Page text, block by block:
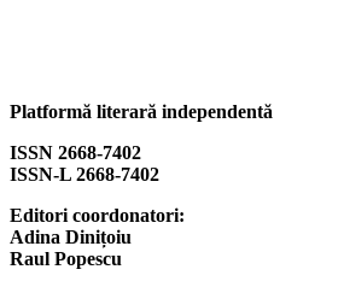
Platformă literară independentă
ISSN 2668-7402
ISSN-L 2668-7402
Editori coordonatori:
Adina Dinițoiu
Raul Popescu